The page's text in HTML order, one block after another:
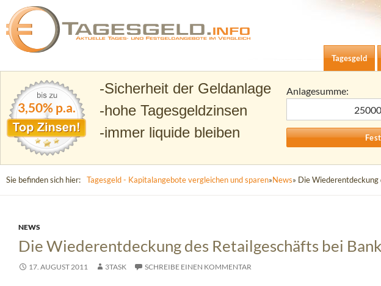
Tagesgeld.info – Tagesgeldkonten vergleichen und Tagesgeld-Zinsen
Zum Inhalt
Tagesgeld
3,50% p.a.
Sicherheit der Geldanlage
hohe Tagesgeldzinsen
immer liquide bleiben
Anlagesumme:
Sie befinden sich hier: Tagesgeld - Kapitalangebote vergleichen und sparen»News» Die
NEWS
Die Wiederentdeckung des Retailgeschäfts bei
17. AUGUST 2011 3TASK SCHREIBE EINEN KOMMENTAR